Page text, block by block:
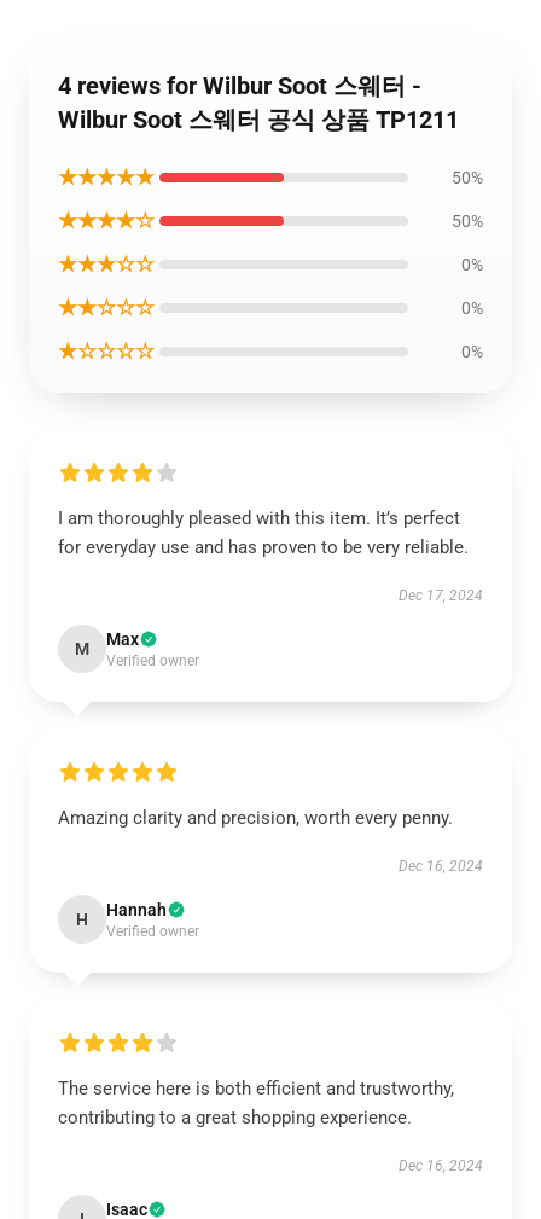
4 reviews for Wilbur Soot 스웨터 -
Wilbur Soot 스웨터 공식 상품 TP1211
★★★★★ 50%
★★★★☆ 50%
★★★☆☆ 0%
★★☆☆☆ 0%
★☆☆☆☆ 0%
I am thoroughly pleased with this item. It’s perfect
for everyday use and has proven to be very reliable.
Dec 17, 2024
M Max
Verified owner
Amazing clarity and precision, worth every penny.
Dec 16, 2024
H Hannah
Verified owner
The service here is both efficient and trustworthy,
contributing to a great shopping experience.
Dec 16, 2024
Isaac